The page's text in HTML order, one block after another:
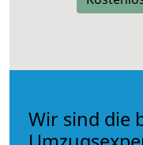
Wir sind die